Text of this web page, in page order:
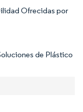
Ofrecidas por
de Plástico